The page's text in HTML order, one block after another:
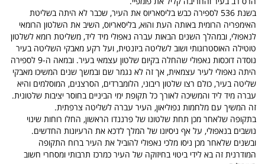
בשנת 536 לספירה כבש בליסאריוס את העיר, שכבר לא היתה בשליטת
האימפריה הרומית באותה העת והוא, בליסאריוס, השיב את השלטון הרומאי
לנאפולי, ובמהלך השנים הבאות עברה נאפולי מיד ליד, משליטת רומא לשלטון
טוטילה האוסטרוגותי ושוב לשליטה ביזנטית, ועל רקע מאבקי השליטה בעיר
נוסדה דוכסות נאפולי שהחלה בקיום שלטון עצמאי בעיר. ובמאה ה-9 לספירה
היתה נאפולי לעיר עצמאית, אך זה לא נגמר שם ובמשך שנים המשיכו מאבקי
שליטה בעיר, כולם רצו שלטון ריבוני, הלומברדים, הסרצנים, המוסלמים והיא
עברה מיד ליד והמשיכה לאורך כל תקופת ימי הביניים בחוסר יציבות שלטונית.
זה המשיך עם מלחמות נפוליאון, העיר עברה לשליטה צרפתית.
בתקופה שלאחר מכן תחת שלטונו של פרננדו הראשון, החלו רוחות שינוי
נושבים בנאפולי, על אף ניסיונו של המלך לדכא את הרעיונות החדשים.
ובשנים שלאחר מכן ניסו מלכי נאפולי להוביל את העיר ברוח התקופה
המודרנית זה בא לידי ביטוי בחיזוקה של העיר כמרכז תרבותי ומסחרי חשוב